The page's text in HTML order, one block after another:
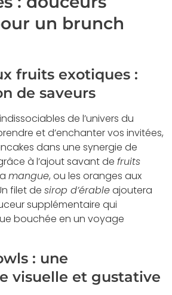
un brunch
fruits exotiques :
de saveurs
de l’univers du
et d’enchanter vos invitées,
dans une synergie de
à l’ajout savant de fruits
mangue, ou les oranges aux
filet de sirop d’érableajoutera
supplémentaire qui
bouchée en un voyage
: une
visuelle et gustative